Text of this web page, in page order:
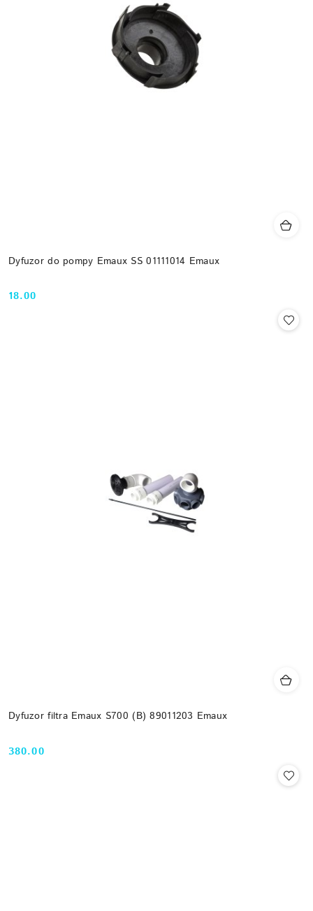
Dyfuzor do pompy Emaux SS 01111014 Emaux
Cena:
18.00
Dyfuzor filtra Emaux S700 (B) 89011203 Emaux
Cena:
380.00